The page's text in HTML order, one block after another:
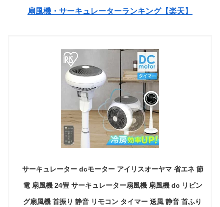
扇風機・サーキュレーターランキング【楽天】
サーキュレーター dcモーター アイリスオーヤマ 省エネ 節
電 扇風機 24畳 サーキュレーター扇風機 扇風機 dc リビン
グ扇風機 首振り 静音 リモコン タイマー 送風 静音 首ふり